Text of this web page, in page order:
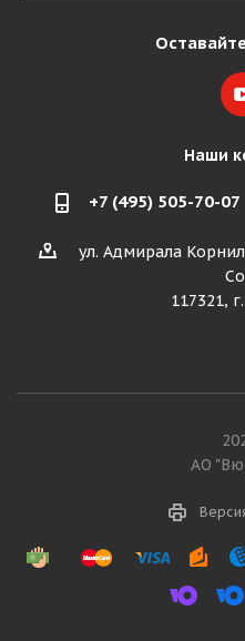
Наши
+7 (495) 505-70-07
ул. Адмирала
117321,
АО